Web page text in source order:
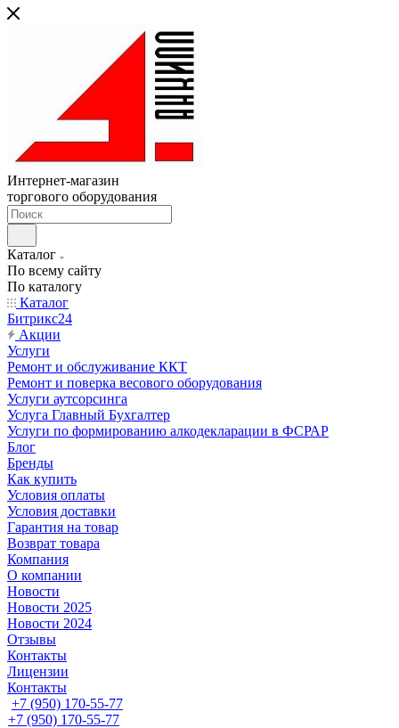
Интернет-магазин
торгового оборудования
Каталог
По всему сайту
По каталогу
Каталог
Битрикс24
Акции
Услуги
Ремонт и обслуживание ККТ
Ремонт и поверка весового оборудования
Услуги аутсорсинга
Услуга Главный Бухгалтер
Услуги по формированию алкодекларации в ФСРАР
Блог
Бренды
Как купить
Условия оплаты
Условия доставки
Гарантия на товар
Возврат товара
Компания
О компании
Новости
Новости 2025
Новости 2024
Отзывы
Контакты
Лицензии
Контакты
+7 (950) 170-55-77
+7 (950) 170-55-77